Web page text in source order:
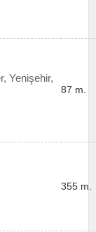
Yenişehir,
87 m.
355 m.